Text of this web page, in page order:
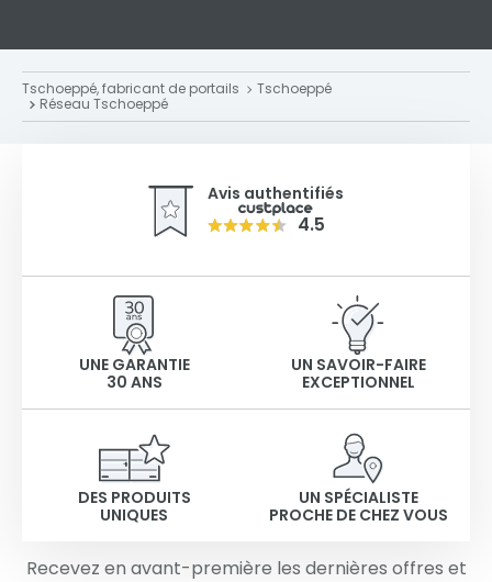
Tschoeppé, fabricant de portails
Tschoeppé
Réseau Tschoeppé
Avis authentifiés
4.5
UNE GARANTIE
30 ANS
UN SAVOIR-FAIRE
EXCEPTIONNEL
DES PRODUITS
UNIQUES
UN SPÉCIALISTE
PROCHE DE CHEZ VOUS
Recevez en avant-première les dernières offres et